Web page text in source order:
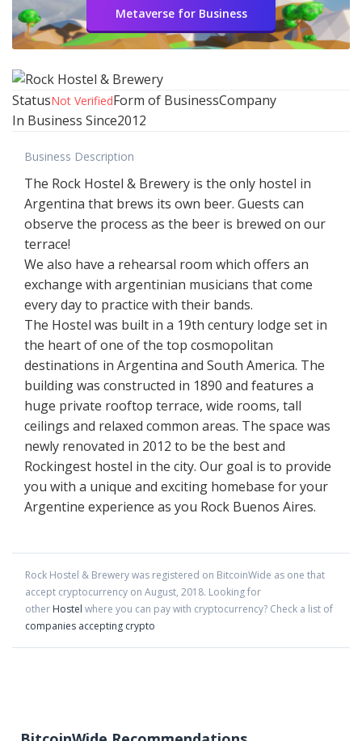
Metaverse for Business
StatusNot VerifiedForm of BusinessCompany
In Business Since2012
Business Description
The Rock Hostel & Brewery is the only hostel in
Argentina that brews its own beer. Guests can
observe the process as the beer is brewed on our
terrace!
We also have a rehearsal room which offers an
exchange with argentinian musicians that come
every day to practice with their bands.
The Hostel was built in a 19th century lodge set in
the heart of one of the top cosmopolitan
destinations in Argentina and South America. The
building was constructed in 1890 and features a
huge private rooftop terrace, wide rooms, tall
ceilings and relaxed common areas. The space was
newly renovated in 2012 to be the best and
Rockingest hostel in the city. Our goal is to provide
you with a unique and exciting homebase for your
Argentine experience as you Rock Buenos Aires.
Rock Hostel & Brewerywas registered on BitcoinWide as one that
accept cryptocurrency on August, 2018. Looking for
other Hostel where you can pay with cryptocurrency? Check a list of
companies accepting crypto